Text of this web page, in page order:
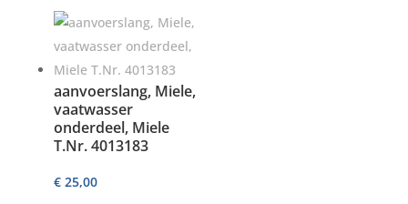
aanvoerslang, Miele,
vaatwasser
onderdeel, Miele
T.Nr. 4013183
€25,00